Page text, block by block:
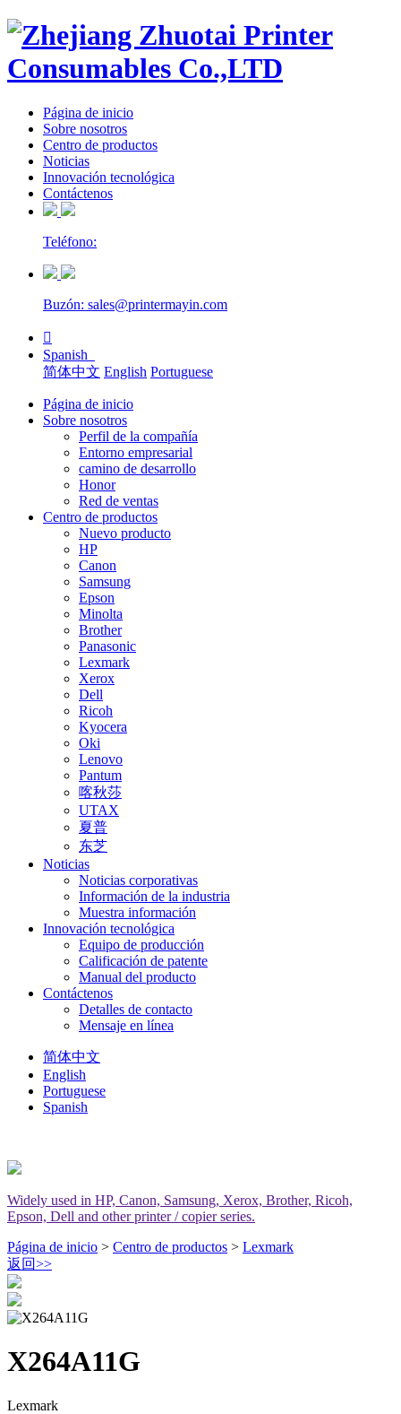
Página de inicio
Sobre nosotros
Centro de productos
Noticias
Innovación tecnológica
Contáctenos
Teléfono:
Buzón: sales@printermayin.com

Spanish
简体中文 English Portuguese
Página de inicio
Sobre nosotros
Perfil de la compañía
Entorno empresarial
camino de desarrollo
Honor
Red de ventas
Centro de productos
Nuevo producto
HP
Canon
Samsung
Epson
Minolta
Brother
Panasonic
Lexmark
Xerox
Dell
Ricoh
Kyocera
Oki
Lenovo
Pantum
喀秋莎
UTAX
夏普
东芝
Noticias
Noticias corporativas
Información de la industria
Muestra información
Innovación tecnológica
Equipo de producción
Calificación de patente
Manual del producto
Contáctenos
Detalles de contacto
Mensaje en línea
简体中文
English
Portuguese
Spanish
Widely used in HP, Canon, Samsung, Xerox, Brother, Ricoh,
Epson, Dell and other printer / copier series.
Página de inicio > Centro de productos > Lexmark
返回>>
X264A11G
Lexmark